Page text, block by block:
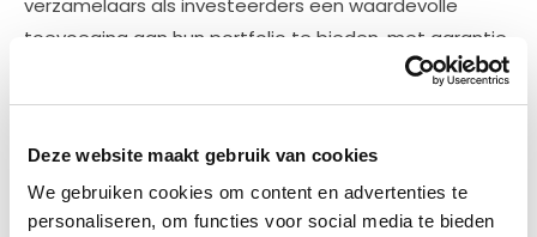
Deze website maakt gebruik van cookies
We gebruiken cookies om content en advertenties te
personaliseren, om functies voor social media te bieden
verzamelaars als investeerders een waardevolle
toevoeging aan hun portfolio te bieden, met garantie
✨Hoogste kwaliteit en authentieke certificatie
Wij staan garant voor producten van topkwaliteit. Elk
van onze munten is geslagen uit fijn goud of zilver en